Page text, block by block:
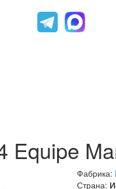
Equipe
Фабрика:
Страна: